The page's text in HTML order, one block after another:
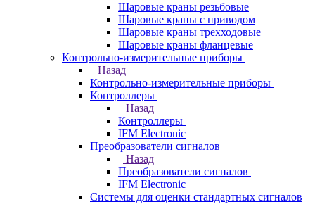
Шаровые краны резьбовые
Шаровые краны с приводом
Шаровые краны трехходовые
Шаровые краны фланцевые
Контрольно-измерительные приборы
Назад
Контрольно-измерительные приборы
Контроллеры
Назад
Контроллеры
IFM Electronic
Преобразователи сигналов
Назад
Преобразователи сигналов
IFM Electronic
Системы для оценки стандартных сигналов